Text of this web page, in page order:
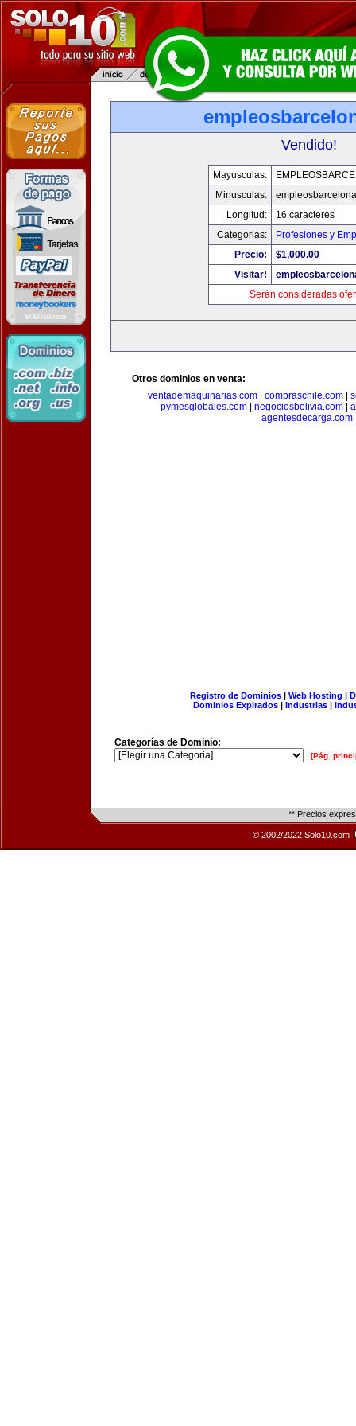
Vendido!
Mayusculas:
Minusculas:
Longitud:
16 caracteres
Categorias:
Profesiones y
Precio:
$1,000.00
Visitar!
Serán consideradas
Otros dominios en venta:
ventademaquinarias.com| compraschile.com|
pymesglobales.com| negociosbolivia.com|
agentesdecarga.com
Registro de Dominios| Web Hosting |
Dominios Expirados | Industrias |
Categorías de Dominio:
[Pág.
** Precios
© 2002/2022 Solo10.com